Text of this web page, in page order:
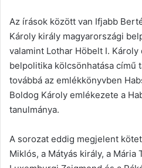
Az írások között van Ifjabb
Károly király magyarországi
valamint Lothar Höbelt I.
belpolitika kölcsönhatása című
továbbá az emlékkönyvben
Boldog Károly emlékezete a
tanulmánya.
A sorozat eddig megjelent
Miklós, a Mátyás király, a Mária